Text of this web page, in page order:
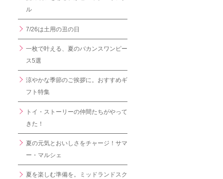
ル
7/26は土用の丑の日
一枚で叶える、夏のバカンスワンピー
ス5選
涼やかな季節のご挨拶に。おすすめギ
フト特集
トイ・ストーリーの仲間たちがやって
きた！
夏の元気とおいしさをチャージ！サマ
ー・マルシェ
夏を楽しむ準備を。ミッドランドスク